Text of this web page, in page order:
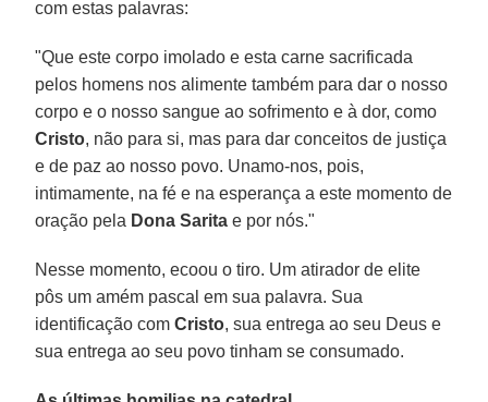
com estas palavras:
"Que este corpo imolado e esta carne sacrificada
pelos homens nos alimente também para dar o nosso
corpo e o nosso sangue ao sofrimento e à dor, como
Cristo, não para si, mas para dar conceitos de justiça
e de paz ao nosso povo. Unamo-nos, pois,
intimamente, na fé e na esperança a este momento de
oração pela Dona Sarita e por nós."
Nesse momento, ecoou o tiro. Um atirador de elite
pôs um amém pascal em sua palavra. Sua
identificação comCristo, sua entrega ao seu Deus e
sua entrega ao seu povo tinham se consumado.